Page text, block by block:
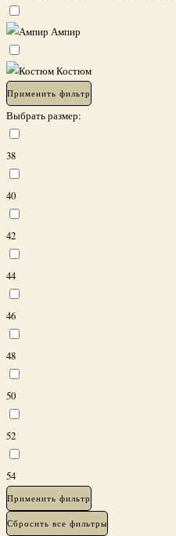
Ампир
Костюм
Применить фильтр
Выбрать размер:
38
40
42
44
46
48
50
52
54
Применить фильтр
Сбросить все фильтры